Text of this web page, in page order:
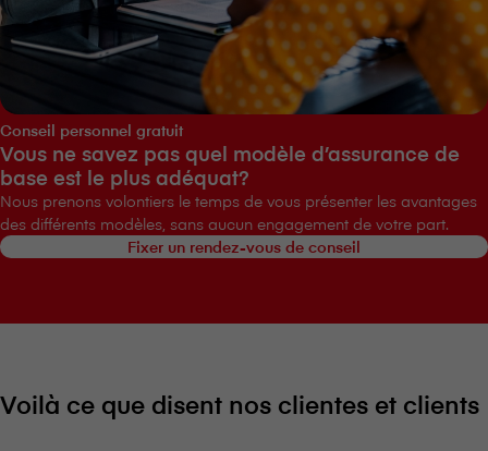
Conseil personnel gratuit
Vous ne savez pas quel modèle d’assurance de
base est le plus adéquat?
Nous prenons volontiers le temps de vous présenter les avantages
des différents modèles, sans aucun engagement de votre part.
Fixer un rendez-vous de conseil
Voilà ce que disent nos clientes et clients